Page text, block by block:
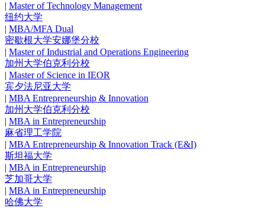
| Master of Technology Management
纽约大学
| MBA/MFA Dual
密歇根大学安娜堡分校
| Master of Industrial and Operations Engineering
加州大学伯克利分校
| Master of Science in IEOR
宾夕法尼亚大学
| MBA Entrepreneurship & Innovation
加州大学伯克利分校
| MBA in Entrepreneurship
麻省理工学院
| MBA Entrepreneurship & Innovation Track (E&I)
斯坦福大学
| MBA in Entrepreneurship
芝加哥大学
| MBA in Entrepreneurship
哈佛大学